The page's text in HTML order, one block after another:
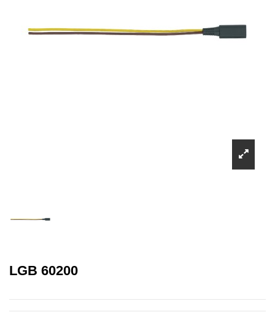
LGB 60200